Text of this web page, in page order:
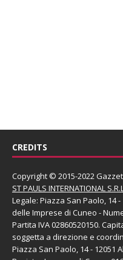
CREDITS
Copyright © 2015-2022
ST PAULS INTERNATIONAL
Legale: Piazza San Paolo, 14
delle Imprese di Cuneo -
Partita IVA 02860520150.
soggetta a direzione e
Piazza San Paolo, 14 - 12051